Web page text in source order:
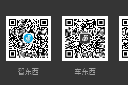
智东西 车东西